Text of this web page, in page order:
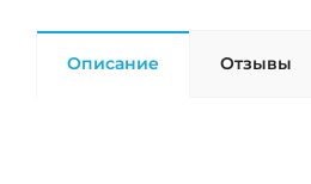
Описание Отзывы